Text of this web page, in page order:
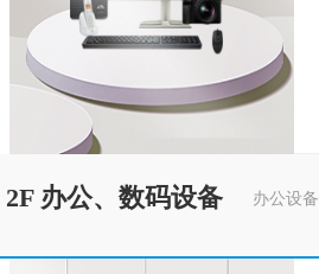
2F 办公、数码设备 办公设备